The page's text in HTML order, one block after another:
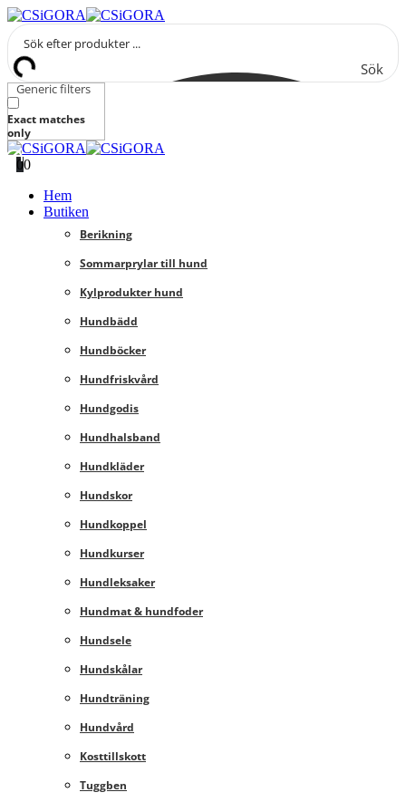
Sök
Generic filters
Exact matches
only
00
Hem
Butiken
Berikning
Sommarprylar till hund
Kylprodukter hund
Hundbädd
Hundböcker
Hundfriskvård
Hundgodis
Hundhalsband
Hundkläder
Hundskor
Hundkoppel
Hundkurser
Hundleksaker
Hundmat & hundfoder
Hundsele
Hundskålar
Hundträning
Hundvård
Kosttillskott
Tuggben